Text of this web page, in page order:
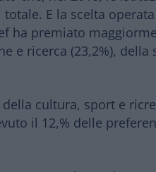
totale. E la scelta
ha premiato
e ricerca (23,2%),
cultura, sport e
il 12,% delle